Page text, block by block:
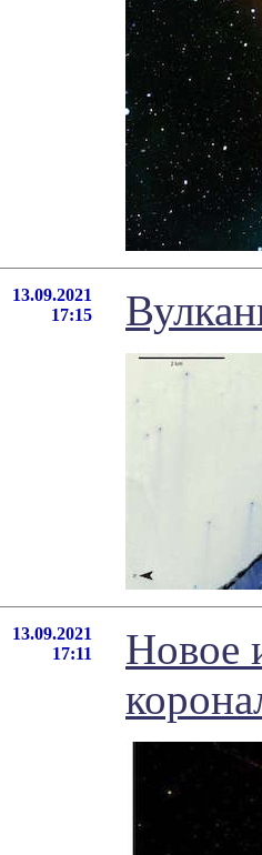
13.09.2021
17:15
13.09.2021
17:11
Новое